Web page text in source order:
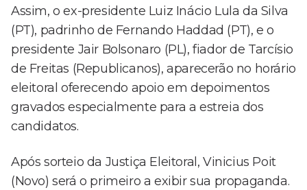
Assim, o ex-presidente Luiz Inácio Lula da Silva
(PT), padrinho de Fernando Haddad (PT), e o
presidente Jair Bolsonaro (PL), fiador de Tarcísio
de Freitas (Republicanos), aparecerão no horário
eleitoral oferecendo apoio em depoimentos
gravados especialmente para a estreia dos
candidatos.
Após sorteio da Justiça Eleitoral, Vinicius Poit
(Novo) será o primeiro a exibir sua propaganda.